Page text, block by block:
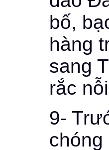
bố,
hàng
sang
rắc
9-
chóng